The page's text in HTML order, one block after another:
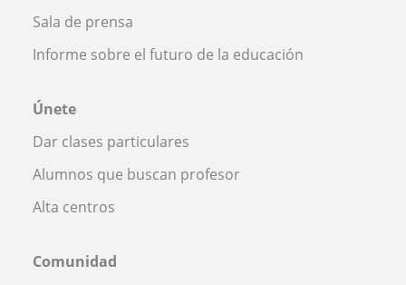
Sala de prensa
Informe sobre el futuro de la educación
Únete
Dar clases particulares
Alumnos que buscan profesor
Alta centros
Comunidad